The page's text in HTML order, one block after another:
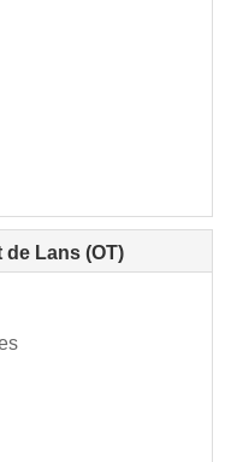
Lans (OT)